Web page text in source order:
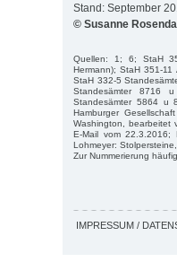
Stand: September
© Susanne
Quellen: 1; 6; StaH
Hermann); StaH 351-
StaH 332-5
Standesämter 8716
Standesämter 5864 u
Hamburger
Washington, bearbeitet
E-Mail vom
Lohmeyer:
Zur Nummerierung
IMPRESSUM /